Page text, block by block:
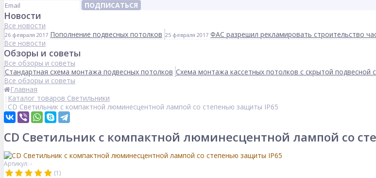
ПОДПИСАТЬСЯ
Новости
Все новости
26 февраля 2017 Пополнение подвесных потолков 25 февраля 2017 ФАС разрешил рекламировать строительство
Все новости
Обзоры и советы
Все обзоры и советы
Стандартная схема монтажа подвесных потолков Схема монтажа кассетных потолков с скрытой подвесной
Все обзоры и советы
Главная
Каталог товаров Светильники
CD Светильник с компактной люминесцентной лампой cо степенью защиты IP65
CD Светильник с компактной люминесцентной лампой cо
Артикул: -
(1)